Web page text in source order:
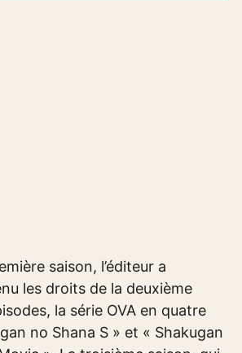
saison, l’éditeur a
les droits de la deuxième
la série OVA en quatre
no Shana S » et « Shakugan